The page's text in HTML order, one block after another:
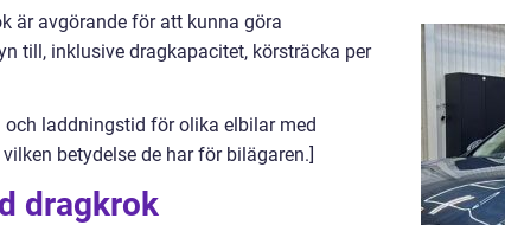
är avgörande för att kunna göra
till, inklusive dragkapacitet, körsträcka per
laddningstid för olika elbilar med
betydelse de har för bilägaren.]
dragkrok